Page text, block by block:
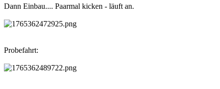
Dann Einbau.... Paarmal kicken - läuft an.
Probefahrt: